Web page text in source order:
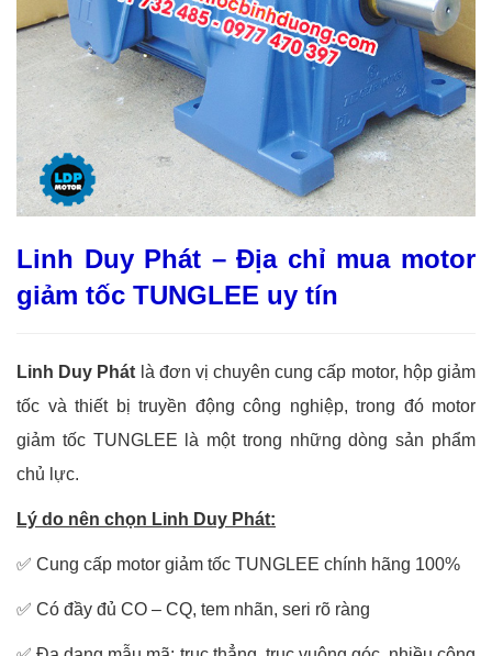
Linh Duy Phát – Địa chỉ mua motor
giảm tốc TUNGLEE uy tín
Linh Duy Phát là đơn vị chuyên cung cấp motor, hộp giảm
tốc và thiết bị truyền động công nghiệp, trong đó motor
giảm tốc TUNGLEE là một trong những dòng sản phẩm
chủ lực.
Lý do nên chọn Linh Duy Phát:
✅ Cung cấp motor giảm tốc TUNGLEE chính hãng 100%
✅ Có đầy đủ CO – CQ, tem nhãn, seri rõ ràng